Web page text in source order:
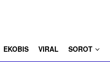
EKOBIS VIRAL SOROT